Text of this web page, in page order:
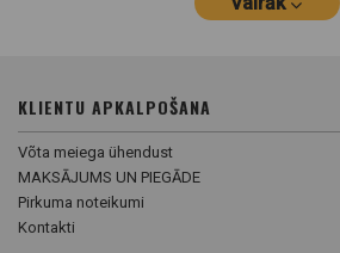
KLIENTU APKALPOŠANA
Võta meiega ühendust
MAKSĀJUMS UN PIEGĀDE
Pirkuma noteikumi
Kontakti